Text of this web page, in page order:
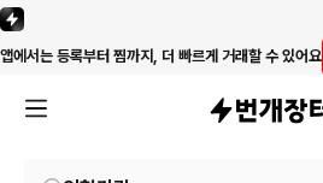
앱에서는 등록부터 찜까지, 더 빠르게 거래할 수 있어요